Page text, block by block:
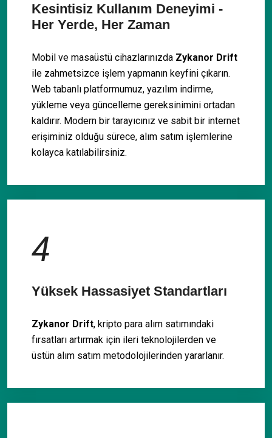
Kesintisiz Kullanım Deneyimi -
Her Yerde, Her Zaman
Mobil ve masaüstü cihazlarınızda Zykanor Drift
ile zahmetsizce işlem yapmanın keyfini çıkarın.
Web tabanlı platformumuz, yazılım indirme,
yükleme veya güncelleme gereksinimini ortadan
kaldırır. Modern bir tarayıcınız ve sabit bir internet
erişiminiz olduğu sürece, alım satım işlemlerine
kolayca katılabilirsiniz.
4
Yüksek Hassasiyet Standartları
Zykanor Drift, kripto para alım satımındaki
fırsatları artırmak için ileri teknolojilerden ve
üstün alım satım metodolojilerinden yararlanır.